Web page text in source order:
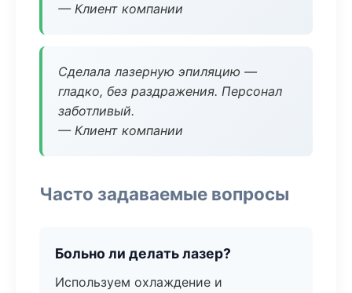
— Клиент компании
Сделала лазерную эпиляцию —
гладко, без раздражения. Персонал
заботливый.
— Клиент компании
Часто задаваемые вопросы
Больно ли делать лазер?
Используем охлаждение и